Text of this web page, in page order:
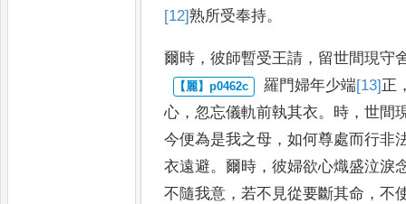
[12]熟所受奉持。
爾時 ，彼師暫受王請 ， 留世間現守
羅門婦年少端[13] 正
心 ，忽忘儀軌前執其衣。 時 ，世間
今便為是我之母 ，如何尊處而行非
衣遠避。爾時 ，彼婦欲心熾盛泣淚
不隨我意 ，若不見從要斷其命 ，不